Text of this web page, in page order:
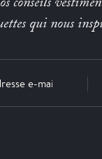
qui nous